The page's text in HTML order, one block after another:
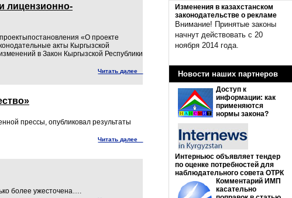
Изменения в казахстанском
законодательстве о рекламе
Внимание! Принятые законы
начнут действовать с 20
ноября 2014 года.
Новости наших партнеров
Доступ к
информации: как
применяются
нормы закона?
Интерньюс объявляет тендер
по оценке потребностей для
наблюдательного совета ОТРК
Комментарий ИМП
касательно
лицензионно-
«О проекте
акты Кыргызской
в Закон Кыргызской Республики
Читать далее
прессы, опубликовал результаты
Читать далее
более ужесточена….